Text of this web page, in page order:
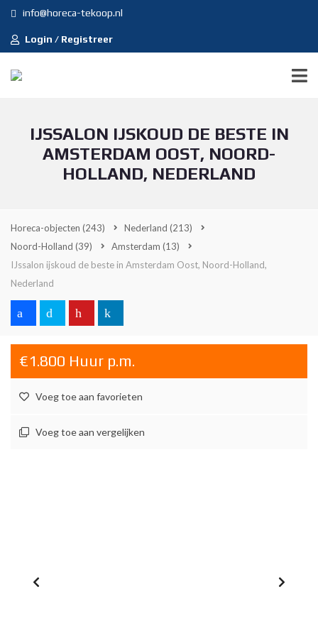
info@horeca-tekoop.nl
Login / Registreer
IJSSALON IJSKOUD DE BESTE IN
AMSTERDAM OOST, NOORD-
HOLLAND, NEDERLAND
Horeca-objecten (243) Nederland (213)
Noord-Holland (39) Amsterdam (13)
IJssalon ijskoud de beste in Amsterdam Oost, Noord-Holland,
Nederland
€1.800 Huur p.m.
Voeg toe aan favorieten
Voeg toe aan vergelijken